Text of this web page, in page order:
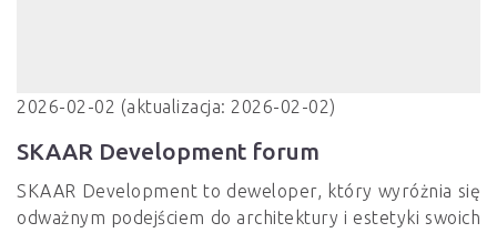
2026-02-02 (aktualizacja: 2026-02-02)
SKAAR Development forum
SKAAR Development to deweloper, który wyróżnia się
odważnym podejściem do architektury i estetyki swoich